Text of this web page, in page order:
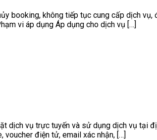
booking, không tiếp tục cung cấp dịch
vi áp dụng Áp dụng cho dịch vụ […]
dịch vụ trực tuyến và sử dụng dịch vụ tại
điện tử, email xác nhận, […]